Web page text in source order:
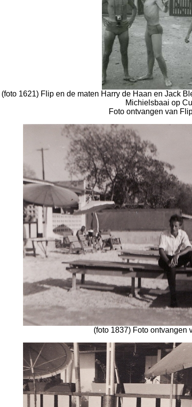
(foto 1621) Flip en de maten Harry de Haan en Jack
Michielsbaai op
Foto ontvangen van
(foto 1837) Foto ontvangen